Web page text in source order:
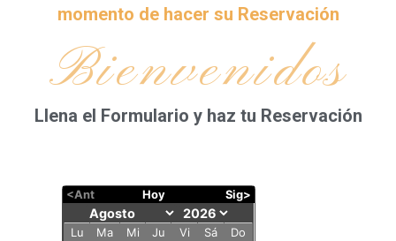
momento de hacer su Reservación
Llena el Formulario y haz tu Reservación
Bienvenidos
<Ant Hoy Sig>
Lu Ma Mi Ju Vi Sá
Do